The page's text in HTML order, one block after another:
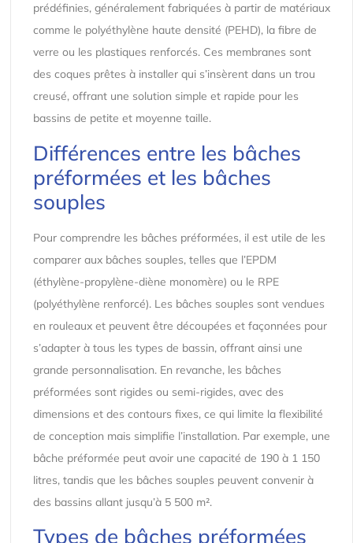
prédéfinies, généralement fabriquées à partir de matériaux
comme le polyéthylène haute densité (PEHD), la fibre de
verre ou les plastiques renforcés. Ces membranes sont
des coques prêtes à installer qui s’insèrent dans un trou
creusé, offrant une solution simple et rapide pour les
bassins de petite et moyenne taille.
Différences entre les bâches
préformées et les bâches
souples
Pour comprendre les bâches préformées, il est utile de les
comparer aux bâches souples, telles que l’EPDM
(éthylène-propylène-diène monomère) ou le RPE
(polyéthylène renforcé). Les bâches souples sont vendues
en rouleaux et peuvent être découpées et façonnées pour
s’adapter à tous les types de bassin, offrant ainsi une
grande personnalisation. En revanche, les bâches
préformées sont rigides ou semi-rigides, avec des
dimensions et des contours fixes, ce qui limite la flexibilité
de conception mais simplifie l’installation. Par exemple, une
bâche préformée peut avoir une capacité de 190 à 1 150
litres, tandis que les bâches souples peuvent convenir à
des bassins allant jusqu’à 5 500 m².
Types de bâches préformées